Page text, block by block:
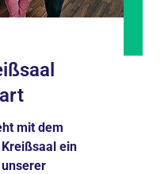
mit dem
ein